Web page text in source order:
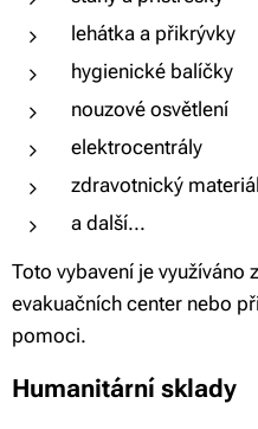
lehátka a přikrývky
hygienické balíčky
nouzové osvětlení
elektrocentrály
zdravotnický materiál
a další...
Toto vybavení je využíváno
evakuačních center nebo
pomoci.
Humanitární sklady